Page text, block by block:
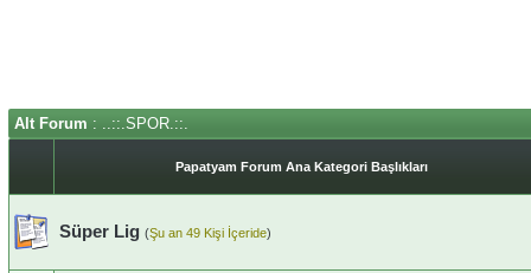
Alt Forum : ..::.SPOR.::.
Papatyam Forum Ana Kategori Başlıkları
Süper Lig (Şu an 49 Kişi İçeride)